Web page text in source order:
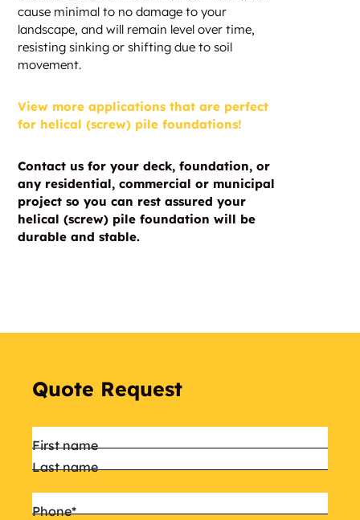
cause minimal to no damage to your
landscape, and will remain level over time,
resisting sinking or shifting due to soil
movement.
View more applications that are perfect
for helical (screw) pile foundations!
Contact us for your deck, foundation, or
any residential, commercial or municipal
project so you can rest assured your
helical (screw) pile foundation will be
durable and stable.
Quote Request
Name*
First name
Last name
Phone*